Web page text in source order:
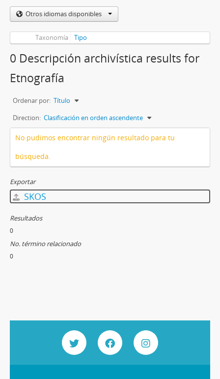
Otros idiomas disponibles
Taxonomía Tipo
0 Descripción archivística results for
Etnografía
Ordenar por: Título
Direction: Clasificación en orden ascendente
No pudimos encontrar ningún resultado para tu
búsqueda.
Exportar
SKOS
Resultados
0
No. término relacionado
0